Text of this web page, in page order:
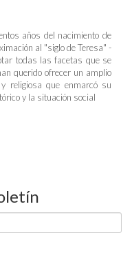
años del nacimiento de
al "siglo de Teresa" -
todas las facetas que se
querido ofrecer un amplio
religiosa que enmarcó su
y la situación social